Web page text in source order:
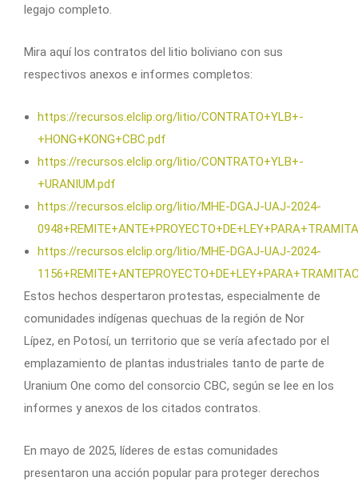
legajo completo.
Mira aquí los contratos del litio boliviano con sus
respectivos anexos e informes completos:
https://recursos.elclip.org/litio/CONTRATO+YLB+-
+HONG+KONG+CBC.pdf
https://recursos.elclip.org/litio/CONTRATO+YLB+-
+URANIUM.pdf
https://recursos.elclip.org/litio/MHE-DGAJ-UAJ-2024-
https://recursos.elclip.org/litio/MHE-DGAJ-UAJ-2024-
Estos hechos despertaron protestas, especialmente de
comunidades indígenas quechuas de la región de Nor
Lípez, en Potosí, un territorio que se vería afectado por el
emplazamiento de plantas industriales tanto de parte de
Uranium One como del consorcio CBC, según se lee en los
informes y anexos de los citados contratos.
En mayo de 2025, líderes de estas comunidades
presentaron una acción popular para proteger derechos